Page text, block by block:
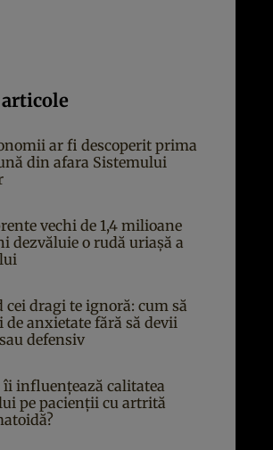
ar fi descoperit prima
din afara Sistemului
vechi de 1,4 milioane
dezvăluie o rudă uriașă a
cei dragi te ignoră: cum să
de anxietate fără să devii
defensiv
îi influențează calitatea
pe pacienții cu artrită